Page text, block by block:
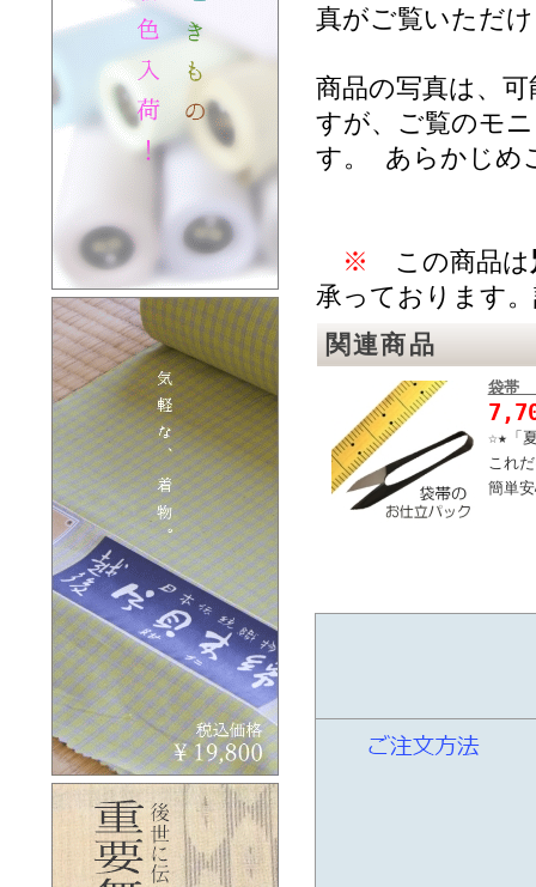
真がご覧いただ
商品の写真は、
すが、ご覧のモ
す。 あらかじめ
※ この商品は
承っております
関連商品
袋帯
☆★「
これ
簡単